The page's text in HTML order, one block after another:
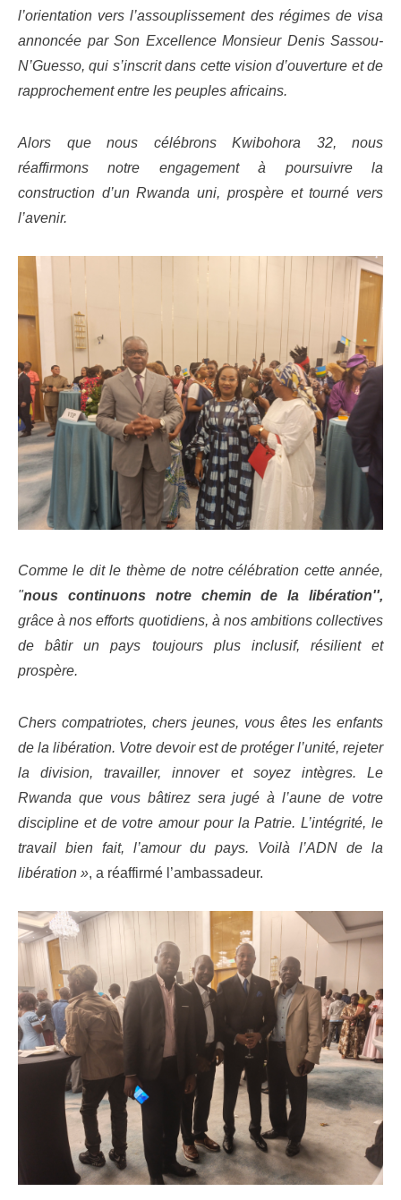
l’orientation vers l’assouplissement des régimes de visa
annoncée par Son Excellence Monsieur Denis Sassou-
N’Guesso, qui s’inscrit dans cette vision d’ouverture et de
rapprochement entre les peuples africains.
Alors que nous célébrons Kwibohora 32, nous
réaffirmons notre engagement à poursuivre la
construction d’un Rwanda uni, prospère et tourné vers
l’avenir.
Comme le dit le thème de notre célébration cette année,
"nous continuons notre chemin de la libération'',
grâce à nos efforts quotidiens, à nos ambitions collectives
de bâtir un pays toujours plus inclusif, résilient et
prospère.
Chers compatriotes, chers jeunes, vous êtes les enfants
de la libération. Votre devoir est de protéger l’unité, rejeter
la division, travailler, innover et soyez intègres. Le
Rwanda que vous bâtirez sera jugé à l’aune de votre
discipline et de votre amour pour la Patrie. L’intégrité, le
travail bien fait, l’amour du pays. Voilà l’ADN de la
libération », a réaffirmé l’ambassadeur.